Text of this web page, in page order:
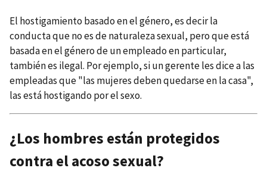
El hostigamiento basado en el género, es decir la
conducta que no es de naturaleza sexual, pero que está
basada en el género de un empleado en particular,
también es ilegal. Por ejemplo, si un gerente les dice a las
empleadas que "las mujeres deben quedarse en la casa",
las está hostigando por el sexo.
¿Los hombres están protegidos
contra el acoso sexual?